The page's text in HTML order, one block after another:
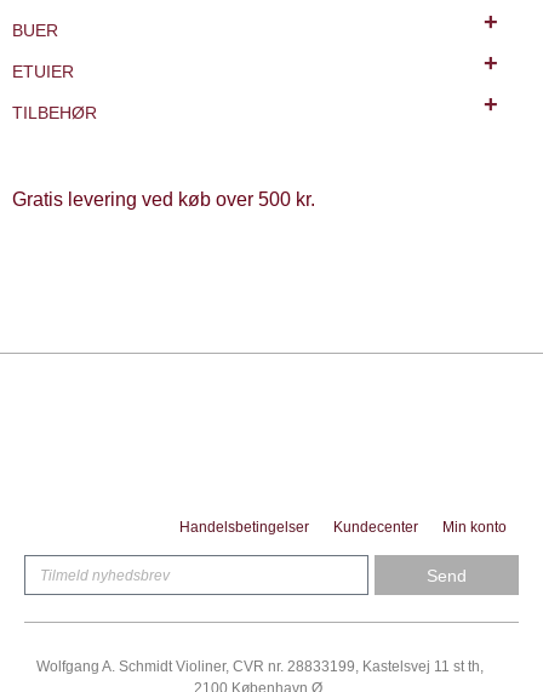
+
BUER
+
ETUIER
+
TILBEHØR
Gratis levering ved køb over 500 kr.
Handelsbetingelser Kundecenter Min konto
Send
Wolfgang A. Schmidt Violiner, CVR nr. 28833199, Kastelsvej 11 st th,